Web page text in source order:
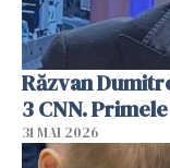
Răzvan
3 CNN.
31 MAI 2026